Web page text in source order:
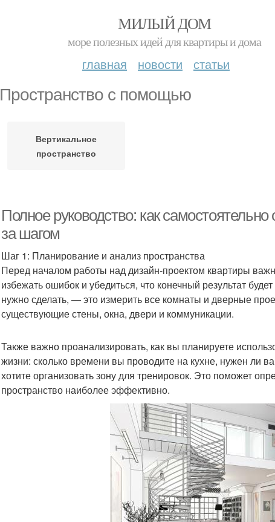
МИЛЫЙ ДОМ
море полезных идей для квартиры и дома
главная новости статьи
Пространство с помощью
Вертикальное
пространство
Полное руководство: как
за шагом
Шаг 1: Планирование и анализ пространства
Перед началом работы над дизайн-проектом квартиры
избежать ошибок и убедиться, что конечный результат
нужно сделать, — это измерить все комнаты и дверные
существующие стены, окна, двери и коммуникации.
Также важно проанализировать, как вы планируете
жизни: сколько времени вы проводите на кухне, нужен ли
хотите организовать зону для тренировок. Это поможет
пространство наиболее эффективно.